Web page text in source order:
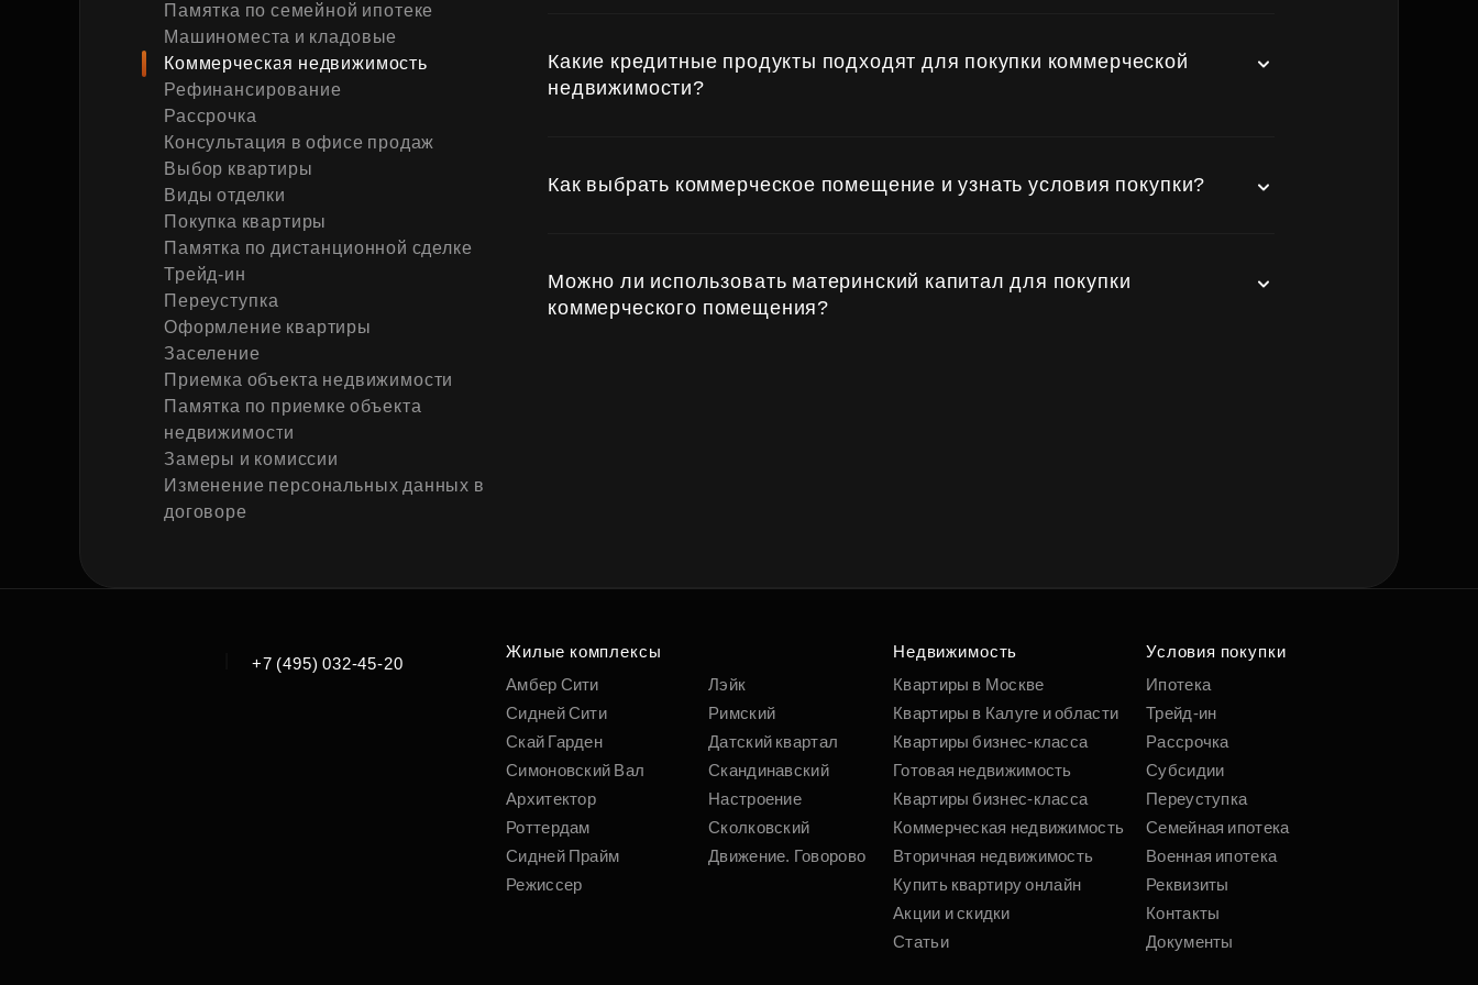
Рефинансирование
Памятка по семейной ипотеке
Машиноместа и кладовые
Коммерческая недвижимость
Рефинансирование
Рассрочка
Консультация в офисе продаж
Выбор квартиры
Виды отделки
Покупка квартиры
Памятка по дистанционной сделке
Трейд-ин
Переуступка
Оформление квартиры
Заселение
Приемка объекта недвижимости
Памятка по приемке объекта
недвижимости
Замеры и комиссии
Изменение персональных данных в
договоре
Какие кредитные продукты подходят для покупки коммерческой
недвижимости?
Как выбрать коммерческое помещение и узнать условия покупки?
Можно ли использовать материнский капитал для покупки
коммерческого помещения?
+7 (495) 032-45-20
Жилые комплексы
Амбер Сити
Сидней Сити
Скай Гарден
Симоновский Вал
Архитектор
Роттердам
Сидней Прайм
Режиссер
Лэйк
Римский
Датский квартал
Скандинавский
Настроение
Сколковский
Движение. Говорово
Недвижимость
Квартиры в Москве
Квартиры в Калуге и области
Квартиры бизнес-класса
Готовая недвижимость
Квартиры бизнес-класса
Коммерческая недвижимость
Вторичная недвижимость
Купить квартиру онлайн
Акции и скидки
Статьи
Условия покупки
Ипотека
Трейд-ин
Рассрочка
Субсидии
Переуступка
Семейная ипотека
Военная ипотека
Реквизиты
Контакты
Документы